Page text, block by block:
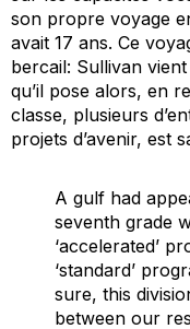
son propre voyage
avait 17 ans. Ce
bercail: Sullivan
qu’il pose alors, en
classe, plusieurs
projets d’avenir, est
A gulf had
seventh grade
‘accelerated’
‘standard’
sure, this
between our